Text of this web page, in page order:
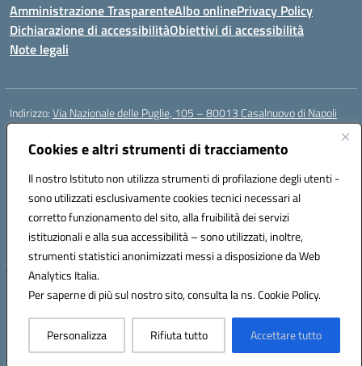
Cookies e altri strumenti di tracciamento
Il nostro Istituto non utilizza strumenti di profilazione degli utenti -
sono utilizzati esclusivamente cookies tecnici necessari al
corretto funzionamento del sito, alla fruibilità dei servizi
istituzionali e alla sua accessibilità – sono utilizzati, inoltre,
strumenti statistici anonimizzati messi a disposizione da Web
Analytics Italia.
Per saperne di più sul nostro sito, consulta la ns. Cookie Policy.
Personalizza Rifiuta tutto Accettare tutto
Amministrazione TrasparenteAlbo onlinePrivacy Policy
Dichiarazione di accessibilitàObiettivi di accessibilità
Note legali
Indirizzo:Via Nazionale delle Puglie, 105 – 80013 Casalnuovo di Napoli
Centralino:
Email:naee32300a@istruzione.it
Codice fiscale: 93007720639
Codice meccanografico:
NAEE32300A
Codice unico di fatturazione (CUF): UFDMFG
Hosting & Powered by 3D Solution S.r.l.
Concept & Design by Designers Italia